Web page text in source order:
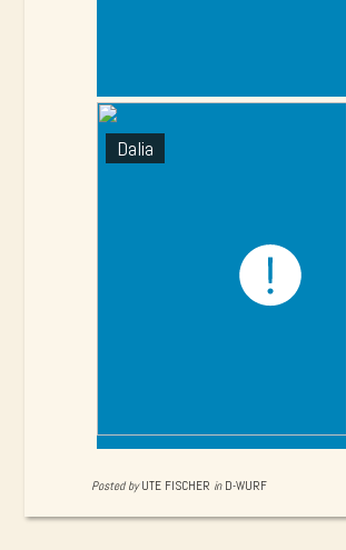
Dalia
Posted by UTE FISCHER in D-WURF